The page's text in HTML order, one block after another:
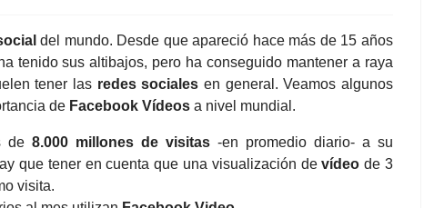
del mundo. Desde que apareció hace más de 15 años
tenido sus altibajos, pero ha conseguido mantener a raya
tener las redessociales en general. Veamos algunos
de Facebook Vídeos a nivel mundial.
de 8.000 millones de visitas -en promedio diario- a su
que tener en cuenta que una visualización devídeo de 3
visita.